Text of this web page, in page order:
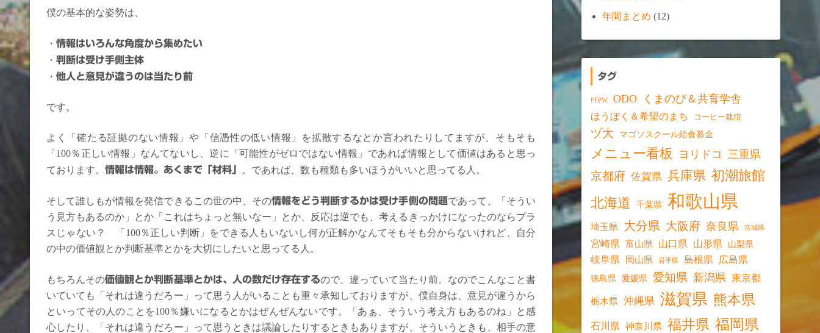
僕の基本的な姿勢は、
・ 情報はいろんな角度から集めたい
・ 判断は受け手側主体
・ 他人と意見が違うのは当たり前
です。
よく「確たる証拠のない情報」や「信憑性の低い情報」を拡散するなとか言われたりしてますが、そもそも
「100％正しい情報」なんてないし、逆に「可能性がゼロではない情報」であれば情報として価値はあると思っ
ております。 情報は情報。あくまで「材料」 。であれば、数も種類も多いほうがいいと思ってる人。
そして誰しもが情報を発信できるこの世の中、その情報をどう判断するかは受け手側の問題であって、「そうい
う見方もあるのか」とか「これはちょっと無いなー」とか、反応は逆でも、考えるきっかけになったのならプラ
スじゃない？ 「100％正しい判断」をできる人もいないし何が正解かなんてそもそも分からないけれど、自分
の中の価値観とか判断基準とかを大切にしたいと思ってる人。
もちろんその価値観とか判断基準とかは、人の数だけ存在するので、違っていて当たり前。なのでこんなこと書
いていても「それは違うだろー」って思う人がいることも重々承知しておりますが、僕自身は、意見が違うから
といってその人のことを100％嫌いになるとかはぜんぜんないです。「あぁ、そういう考え方もあるのね」と感
心したり、「それは違うだろー」って思うときは議論したりするときもありますが、そういうときも、相手の意
年間まとめ (12)
タグ
FFPW ODO くまのび＆共育学舎
ほうぼく＆希望のまち コーヒー栽培
ヅ大 マゴソスクール給食募金
メニュー看板 ヨリドコ 三重県
京都府 佐賀県 兵庫県 初潮旅館
北海道
千葉県 和歌山県
埼玉県 大分県 大阪府 奈良県 宮城県
宮崎県 富山県 山口県 山形県 山梨県
岐阜県 岡山県 岩手県 島根県 広島県
徳島県 愛媛県 愛知県 新潟県 東京都
栃木県 沖縄県 滋賀県 熊本県
石川県 神奈川県 福井県 福岡県